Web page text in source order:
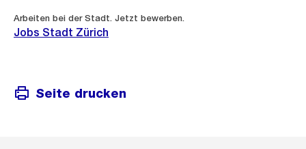
Arbeiten bei der Stadt. Jetzt bewerben.
Jobs Stadt Zürich
Seite drucken